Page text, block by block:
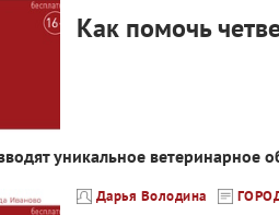
Как помочь
уникальное ветеринарное
Дарья Володина